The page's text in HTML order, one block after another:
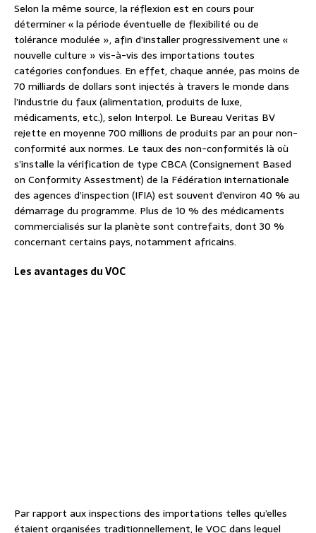
Selon la même source, la réflexion est en cours pour
déterminer « la période éventuelle de flexibilité ou de
tolérance modulée », afin d’installer progressivement une «
nouvelle culture » vis-à-vis des importations toutes
catégories confondues. En effet, chaque année, pas moins de
70 milliards de dollars sont injectés à travers le monde dans
l’industrie du faux (alimentation, produits de luxe,
médicaments, etc.), selon Interpol. Le Bureau Veritas BV
rejette en moyenne 700 millions de produits par an pour non-
conformité aux normes. Le taux des non-conformités là où
s’installe la vérification de type CBCA (Consignement Based
on Conformity Assestment) de la Fédération internationale
des agences d’inspection (IFIA) est souvent d’environ 40 % au
démarrage du programme. Plus de 10 % des médicaments
commercialisés sur la planète sont contrefaits, dont 30 %
concernant certains pays, notamment africains.
Les avantages du VOC
Par rapport aux inspections des importations telles qu’elles
étaient organisées traditionnellement, le VOC dans lequel